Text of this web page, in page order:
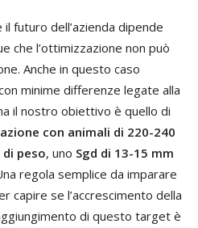
futuro dell’azienda dipende
che l’ottimizzazione non può
Anche in questo caso
minime differenze legate alla
il nostro obiettivo è quello di
con animali di 220-240
peso, uno Sgd di 13-15 mm
regola semplice da imparare
capire se l’accrescimento della
di questo target è